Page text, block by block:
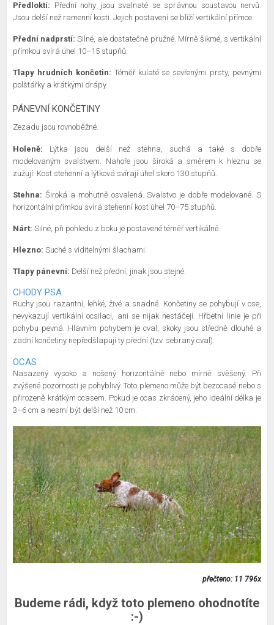
Předloktí: Přední nohy jsou svalnaté se správnou soustavou nervů.
Jsou delší než ramenní kosti. Jejich postavení se blíží vertikální přímce.
Přední nadprstí: Silné, ale dostatečně pružné. Mírně šikmé, s vertikální
přímkou svírá úhel 10–15 stupňů.
Tlapy hrudních končetin: Téměř kulaté se sevřenými prsty, pevnými
polštářky a krátkými drápy.
PÁNEVNÍ KONČETINY
Zezadu jsou rovnoběžné.
Holeně:
Lýtka jsou delší než stehna, suchá a také s dobře
modelovaným svalstvem. Nahoře jsou široká a směrem k hleznu se
zužují. Kost stehenní a lýtková svírají úhel skoro 130 stupňů.
Stehna: Široká a mohutně osvalená. Svalstvo je dobře modelované. S
horizontální přímkou svírá stehenní kost úhel 70–75 stupňů.
Nárt: Silné, při pohledu z boku je postavené téměř vertikálně.
Hlezno: Suché s viditelnými šlachami.
Tlapy pánevní: Delší než přední, jinak jsou stejné.
CHODY PSA
Ruchy jsou razantní, lehké, živé a snadné. Končetiny se pohybují v ose,
nevykazují vertikální ocsilaci, ani se nijak nestáčejí. Hřbetní linie je při
pohybu pevná. Hlavním pohybem je cval, skoky jsou středně dlouhé a
zadní končetiny nepředšlapují ty přední (tzv. sebraný cval).
OCAS
Nasazený vysoko a nošený horizontálně nebo mírně svěšený. Při
zvýšené pozornosti je pohyblivý. Toto plemeno může být bezocasé nebo s
přirozeně krátkým ocasem. Pokud je ocas zkrácený, jeho ideální délka je
3–6 cm a nesmí být delší než 10 cm.
přečteno: 11 796x
Budeme rádi, když toto plemeno ohodnotíte
:-)